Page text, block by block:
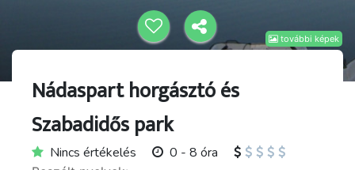
további képek
Nádaspart horgásztó és
Szabadidős park
Nincs értékelés 0 - 8 óra